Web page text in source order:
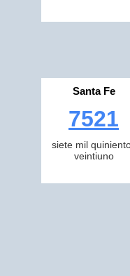
Santa Fe
7521
siete mil
veintiuno